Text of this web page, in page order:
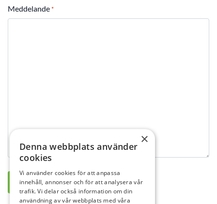
Meddelande *
×
Denna webbplats använder
cookies
Vi använder cookies för att anpassa
innehåll, annonser och för att analysera vår
trafik. Vi delar också information om din
användning av vår webbplats med våra